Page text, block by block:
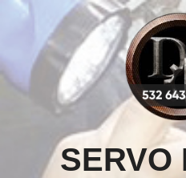
Skip
content
SERVO